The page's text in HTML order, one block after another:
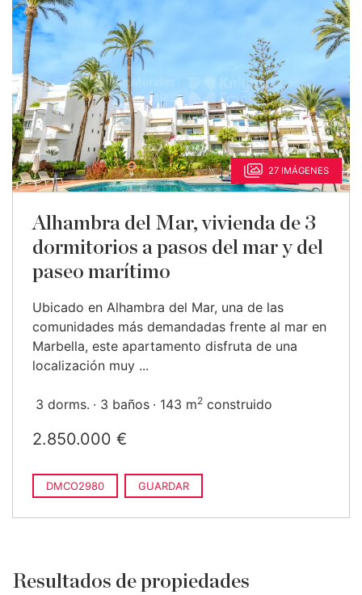
27 IMÁGENES
Alhambra del Mar, vivienda de 3
dormitorios a pasos del mar y del
paseo marítimo
Ubicado en Alhambra del Mar, una de las
comunidades más demandadas frente al mar en
Marbella, este apartamento disfruta de una
localización muy ...
3 dorms. 3 baños 143 m2 construido
2.850.000 €
DMCO2980 GUARDAR
Resultados de propiedades